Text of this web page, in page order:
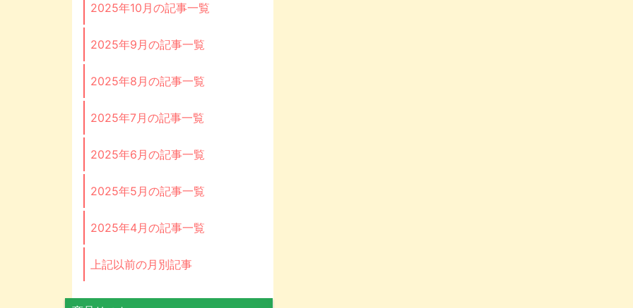
2025年10月の記事一覧
2025年9月の記事一覧
2025年8月の記事一覧
2025年7月の記事一覧
2025年6月の記事一覧
2025年5月の記事一覧
2025年4月の記事一覧
上記以前の月別記事